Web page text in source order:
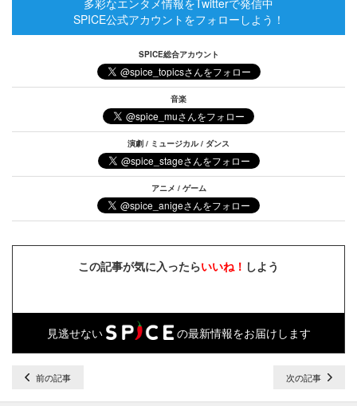
SPICE公式アカウントをフォローしよう！
SPICE総合アカウント
音楽
演劇 / ミュージカル / ダンス
アニメ / ゲーム
この記事が気に入ったらいいね！ しよう
見逃せない の最新情報をお届けします
前の記事 次の記事